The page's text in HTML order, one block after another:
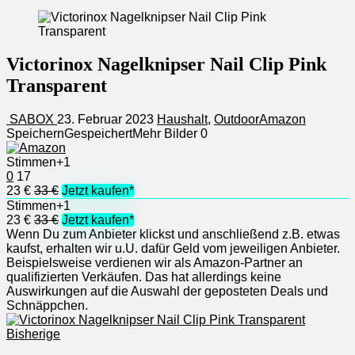
Victorinox Nagelknipser Nail Clip Pink
Transparent
SABOX 23. Februar 2023 Haushalt, OutdoorAmazon
SpeichernGespeichertMehr Bilder 0
Stimmen+1
0 17
23 € 33 € Jetzt kaufen*
Stimmen+1
23 € 33 € Jetzt kaufen*
Wenn Du zum Anbieter klickst und anschließend z.B. etwas
kaufst, erhalten wir u.U. dafür Geld vom jeweiligen Anbieter.
Beispielsweise verdienen wir als Amazon-Partner an
qualifizierten Verkäufen. Das hat allerdings keine
Auswirkungen auf die Auswahl der geposteten Deals und
Schnäppchen.
Bisherige